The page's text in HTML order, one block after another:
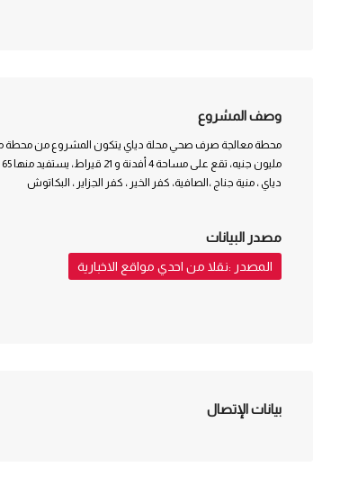
وصف المشروع
دياي ، منية جناج ،الصافية، كفر الخير ، كفر الجزاير ، البكاتوش
مصدر البيانات
المصدر :نقلا من احدي مواقع الاخبارية
بيانات الإتصال